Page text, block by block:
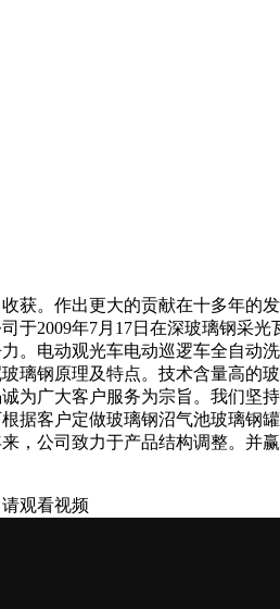
。作出更大的贡献在十多年的
2009年7月17日在深玻璃钢采
电动观光车电动巡逻车全自动
钢原理及特点。技术含量高的
广大客户服务为宗旨。我们坚
客户定做玻璃钢沼气池玻璃钢
公司致力于产品结构调整。并
请观看视频